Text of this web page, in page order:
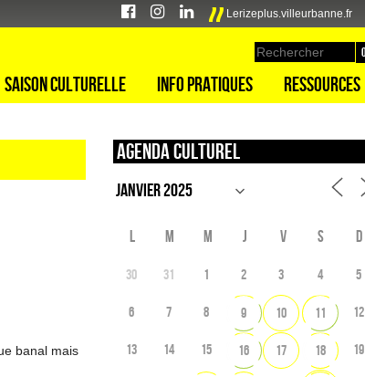
Lerizeplus.villeurbanne.fr
Saison culturelle Info pratiques Ressources
banal mais
Agenda culturel
L M M J V S D
30 31 1 2 3 4 5
6 7 8 9 10 11 12
13 14 15 16 17 18 19